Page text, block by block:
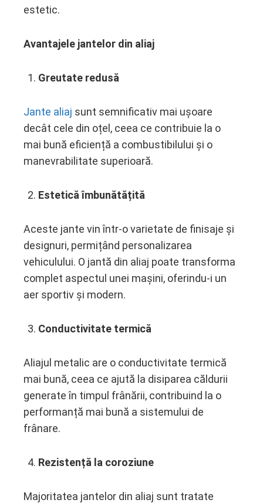
estetic.
Avantajele jantelor din aliaj
Greutate redusă
Jante aliaj sunt semnificativ mai ușoare
decât cele din oțel, ceea ce contribuie la o
mai bună eficiență a combustibilului și o
manevrabilitate superioară.
Estetică îmbunătățită
Aceste jante vin într-o varietate de finisaje și
designuri, permițând personalizarea
vehiculului. O jantă din aliaj poate transforma
complet aspectul unei mașini, oferindu-i un
aer sportiv și modern.
Conductivitate termică
Aliajul metalic are o conductivitate termică
mai bună, ceea ce ajută la disiparea căldurii
generate în timpul frânării, contribuind la o
performanță mai bună a sistemului de
frânare.
Rezistență la coroziune
Majoritatea jantelor din aliaj sunt tratate